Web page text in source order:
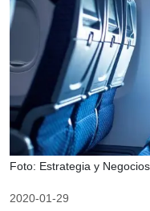
Foto: Estrategia y Negocios
2020-01-29